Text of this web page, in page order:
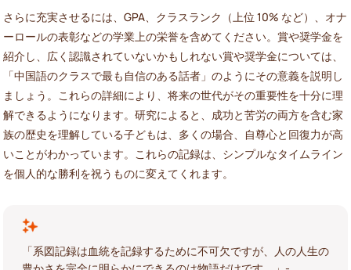
さらに充実させるには、GPA、クラスランク（上位 10% など）、オナ
ーロールの表彰などの学業上の栄誉を含めてください。賞や奨学金を
紹介し、広く認識されていないかもしれない賞や奨学金については、
「中国語のクラスで最も自信のある話者」のようにその意義を説明し
ましょう。これらの詳細により、将来の世代がその重要性を十分に理
解できるようになります。研究によると、成功と苦労の両方を含む家
族の歴史を理解している子どもは、多くの場合、自尊心と回復力が高
いことがわかっています。これらの記録は、シンプルなタイムライン
を個人的な勝利を祝うものに変えてくれます。
「系図記録は血統を記録するために不可欠ですが、人の人生の